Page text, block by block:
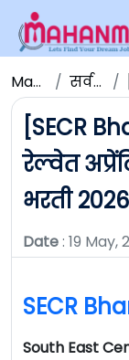
Maha NMK सर्व जाहिराती
[SECR
रेल्वेत
भरती 2026
Date: 19 May,
SECR
South East